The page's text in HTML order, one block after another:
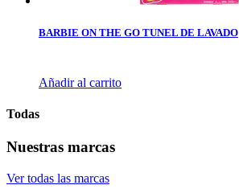
BARBIE ON THE GO TUNEL DE LAVADO
Añadir al carrito
Todas
Nuestras marcas
Ver todas las marcas